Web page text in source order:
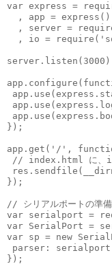
var express =
  , app = express()
, server =
, io =
});
app.get('/',
// index.html に、
});
// シリアルポートの準備
var serialport =
var SerialPort =
var sp = new
parser:
});